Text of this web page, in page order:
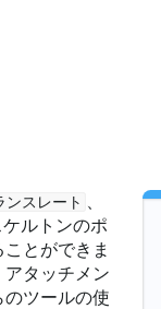
ンスレート 、
ルトンのポ
とができま
タッチメン
のツールの使